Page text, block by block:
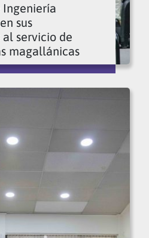
Ingeniería
sus
servicio de
magallánicas